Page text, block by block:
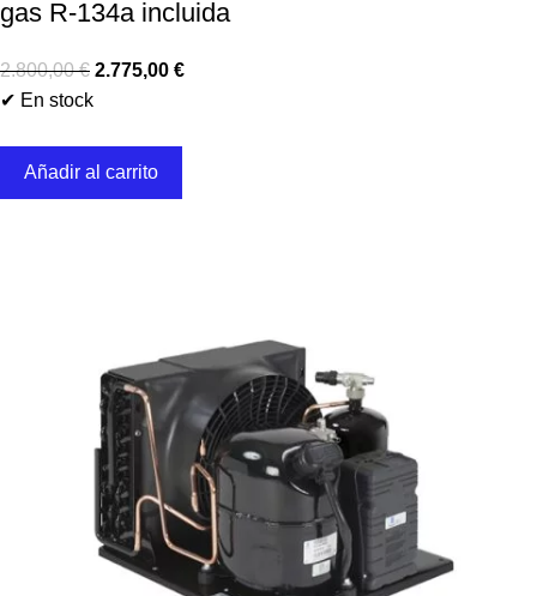
gas R-134a incluida
2.800,00€ 2.775,00 €
✔ En stock
Añadir al carrito